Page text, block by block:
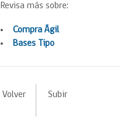
Revisa más sobre:
Compra Ágil
Bases Tipo
Volver Subir